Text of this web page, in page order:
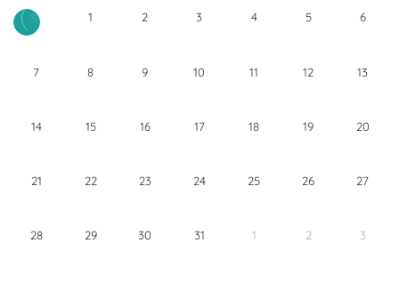
30 1 2 3 4 5 6
7 8 9 10 11 12 13
14 15 16 17 18 19 20
21 22 23 24 25 26 27
28 29 30 31 1 2 3